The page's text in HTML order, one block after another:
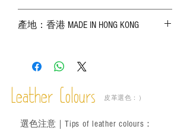
實物為準；
－ 植鞣皮革容易受環境、使用程度等產生
成後定期在皮面塗上皮革專用清潔劑及貂
鼠油等；
產地：香港 MADE IN HONG KONG
Leather Colours 皮革選色：）
選色注意｜ Tips of leather colours ：